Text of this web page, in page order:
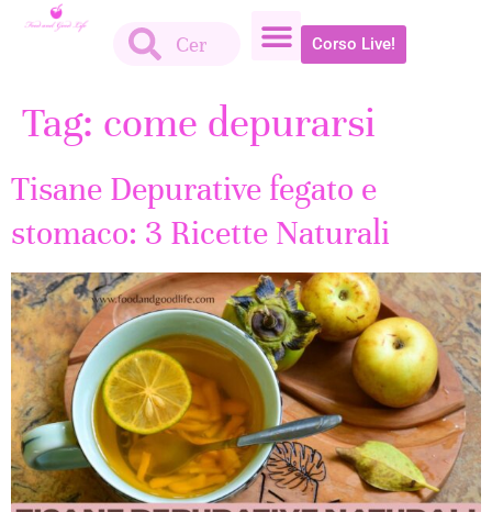
Corso Live!
Tag: come depurarsi
Tisane Depurative fegato e
stomaco: 3 Ricette Naturali